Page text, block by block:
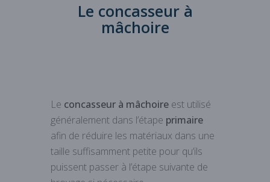
Le concasseur à
mâchoire
Le concasseur à mâchoire est utilisé
généralement dans l’étape primaire
afin de réduire les matériaux dans une
taille suffisamment petite pour qu’ils
puissent passer à l’étape suivante de